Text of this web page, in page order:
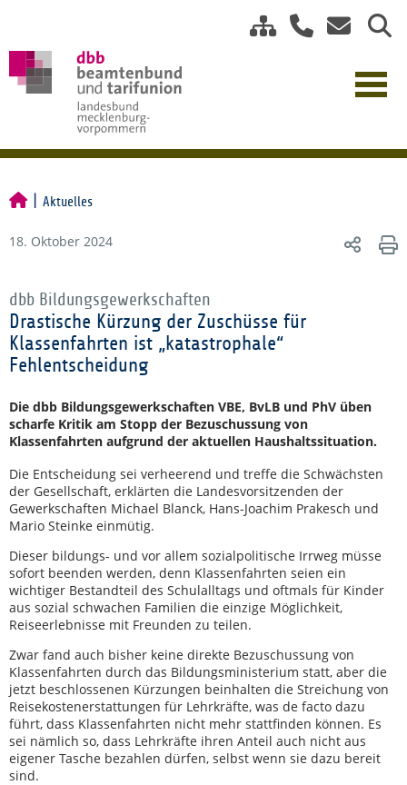
Aktuelles
18. Oktober 2024
dbb Bildungsgewerkschaften
Drastische Kürzung der Zuschüsse für
Klassenfahrten ist „katastrophale“
Fehlentscheidung
Die dbb Bildungsgewerkschaften VBE, BvLB und PhV üben
scharfe Kritik am Stopp der Bezuschussung von
Klassenfahrten aufgrund der aktuellen Haushaltssituation.
Die Entscheidung sei verheerend und treffe die Schwächsten
der Gesellschaft, erklärten die Landesvorsitzenden der
Gewerkschaften Michael Blanck, Hans-Joachim Prakesch und
Mario Steinke einmütig.
Dieser bildungs- und vor allem sozialpolitische Irrweg müsse
sofort beenden werden, denn Klassenfahrten seien ein
wichtiger Bestandteil des Schulalltags und oftmals für Kinder
aus sozial schwachen Familien die einzige Möglichkeit,
Reiseerlebnisse mit Freunden zu teilen.
Zwar fand auch bisher keine direkte Bezuschussung von
Klassenfahrten durch das Bildungsministerium statt, aber die
jetzt beschlossenen Kürzungen beinhalten die Streichung von
Reisekostenerstattungen für Lehrkräfte, was de facto dazu
führt, dass Klassenfahrten nicht mehr stattfinden können. Es
sei nämlich so, dass Lehrkräfte ihren Anteil auch nicht aus
eigener Tasche bezahlen dürfen, selbst wenn sie dazu bereit
sind.